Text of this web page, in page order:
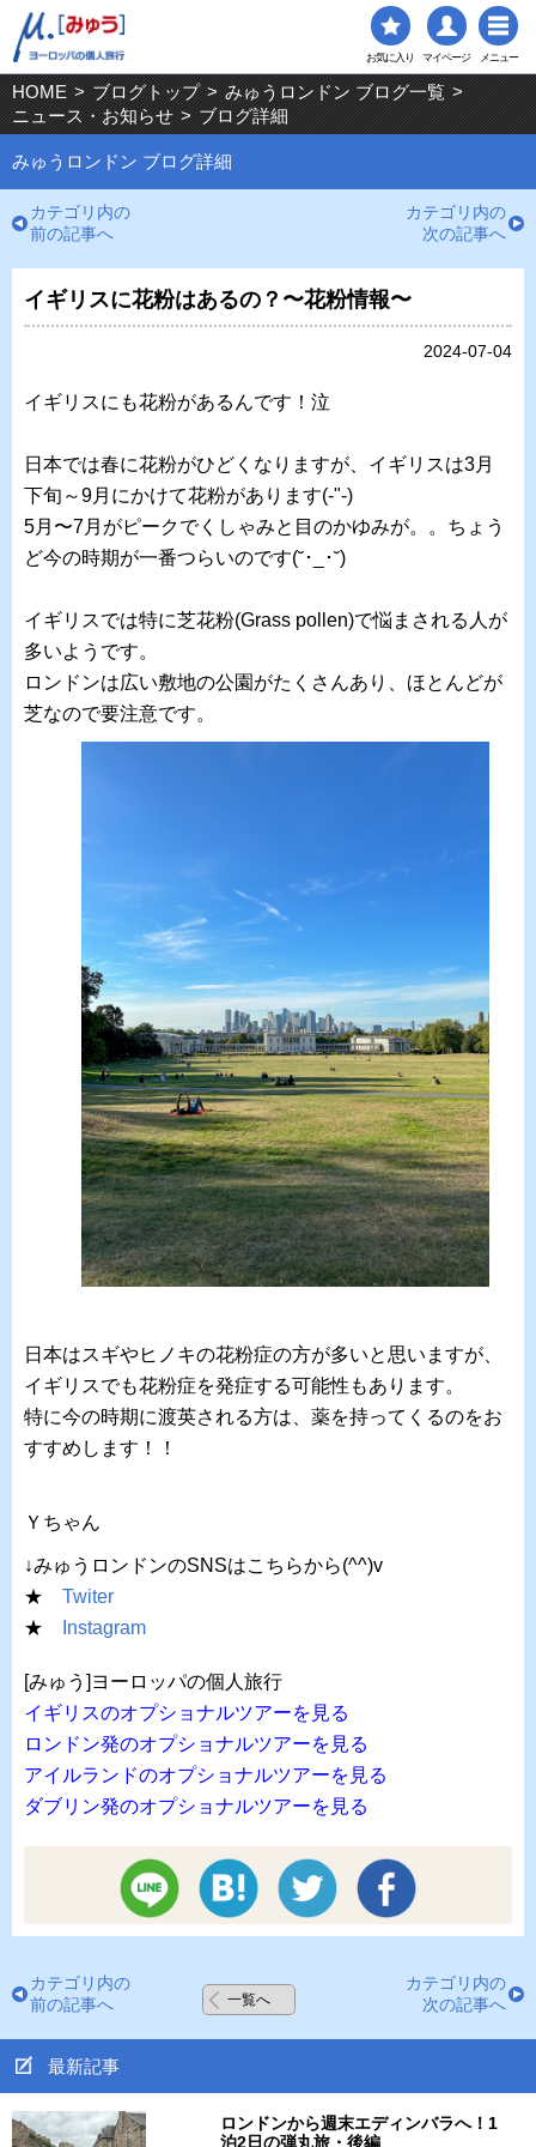
お気に入り マイページ メニュー
HOME > ブログトップ > みゅうロンドン ブログ一覧 >
ニュース・お知らせ > ブログ詳細
みゅうロンドン ブログ詳細
カテゴリ内の
前の記事へ
カテゴリ内の
次の記事へ
イギリスに花粉はあるの？〜花粉情報〜
2024-07-04
イギリスにも花粉があるんです！泣
日本では春に花粉がひどくなりますが、イギリスは3月
下旬～9月にかけて花粉があります(-"-)
5月〜7月がピークでくしゃみと目のかゆみが。。ちょう
ど今の時期が一番つらいのです(˘･_･˘)
イギリスでは特に芝花粉(Grass pollen)で悩まされる人が
多いようです。
ロンドンは広い敷地の公園がたくさんあり、ほとんどが
芝なので要注意です。
日本はスギやヒノキの花粉症の方が多いと思いますが、
イギリスでも花粉症を発症する可能性もあります。
特に今の時期に渡英される方は、薬を持ってくるのをお
すすめします！！
Ｙちゃん
↓みゅうロンドンのSNSはこちらから(^^)v
★ Twiter
★
Instagram
[みゅう]ヨーロッパの個人旅行
イギリスのオプショナルツアーを見る
ロンドン発のオプショナルツアーを見る
アイルランドのオプショナルツアーを見る
ダブリン発のオプショナルツアーを見る
カテゴリ内の
前の記事へ
一覧へ
カテゴリ内の
次の記事へ
最新記事
ロンドンから週末エディンバラへ！1
泊2日の弾丸旅・後編